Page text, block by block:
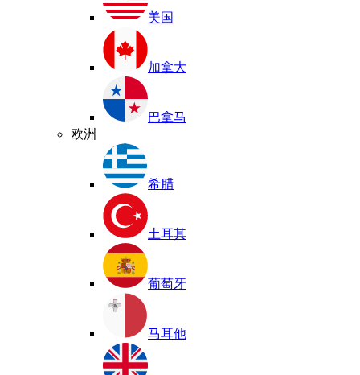
美国
加拿大
巴拿马
欧洲
希腊
土耳其
葡萄牙
马耳他